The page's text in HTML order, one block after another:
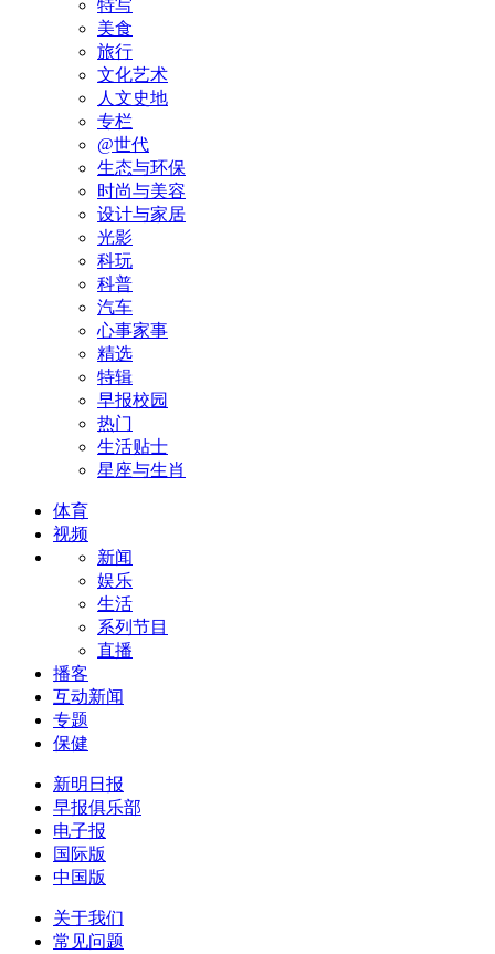
特写
美食
旅行
文化艺术
人文史地
专栏
@世代
生态与环保
时尚与美容
设计与家居
光影
科玩
科普
汽车
心事家事
精选
特辑
早报校园
热门
生活贴士
星座与生肖
体育
视频
新闻
娱乐
生活
系列节目
直播
播客
互动新闻
专题
保健
新明日报
早报俱乐部
电子报
国际版
中国版
关于我们
常见问题